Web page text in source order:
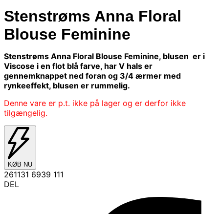
Stenstrøms Anna Floral
Blouse Feminine
Stenstrøms Anna Floral Blouse Feminine, blusen er i
Viscose i en flot blå farve, har V hals er
gennemknappet ned foran og 3/4 ærmer med
rynkeeffekt, blusen er rummelig.
Denne vare er p.t. ikke på lager og er derfor ikke
tilgængelig.
KØB NU
261131 6939 111
DEL